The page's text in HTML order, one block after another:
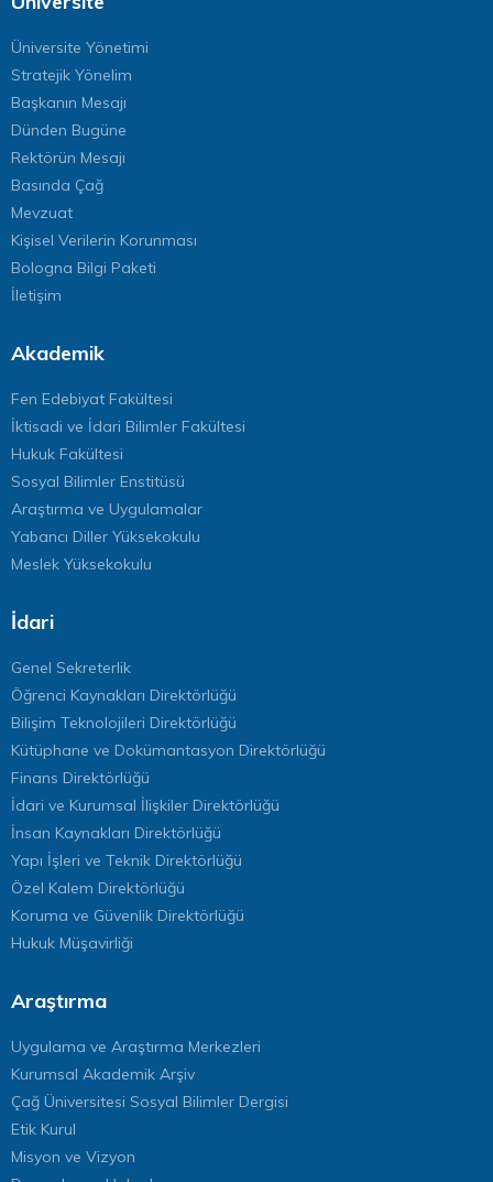
Üniversite Yönetimi
Stratejik Yönelim
Başkanın Mesajı
Dünden Bugüne
Rektörün Mesajı
Basında Çağ
Mevzuat
Kişisel Verilerin Korunması
Bologna Bilgi Paketi
İletişim
Akademik
Fen Edebiyat Fakültesi
İktisadi ve İdari Bilimler Fakültesi
Hukuk Fakültesi
Sosyal Bilimler Enstitüsü
Araştırma ve Uygulamalar
Yabancı Diller Yüksekokulu
Meslek Yüksekokulu
İdari
Genel Sekreterlik
Öğrenci Kaynakları Direktörlüğü
Bilişim Teknolojileri Direktörlüğü
Kütüphane ve Dokümantasyon Direktörlüğü
Finans Direktörlüğü
İdari ve Kurumsal İlişkiler Direktörlüğü
İnsan Kaynakları Direktörlüğü
Yapı İşleri ve Teknik Direktörlüğü
Özel Kalem Direktörlüğü
Koruma ve Güvenlik Direktörlüğü
Hukuk Müşavirliği
Araştırma
Uygulama ve Araştırma Merkezleri
Kurumsal Akademik Arşiv
Çağ Üniversitesi Sosyal Bilimler Dergisi
Etik Kurul
Misyon ve Vizyon